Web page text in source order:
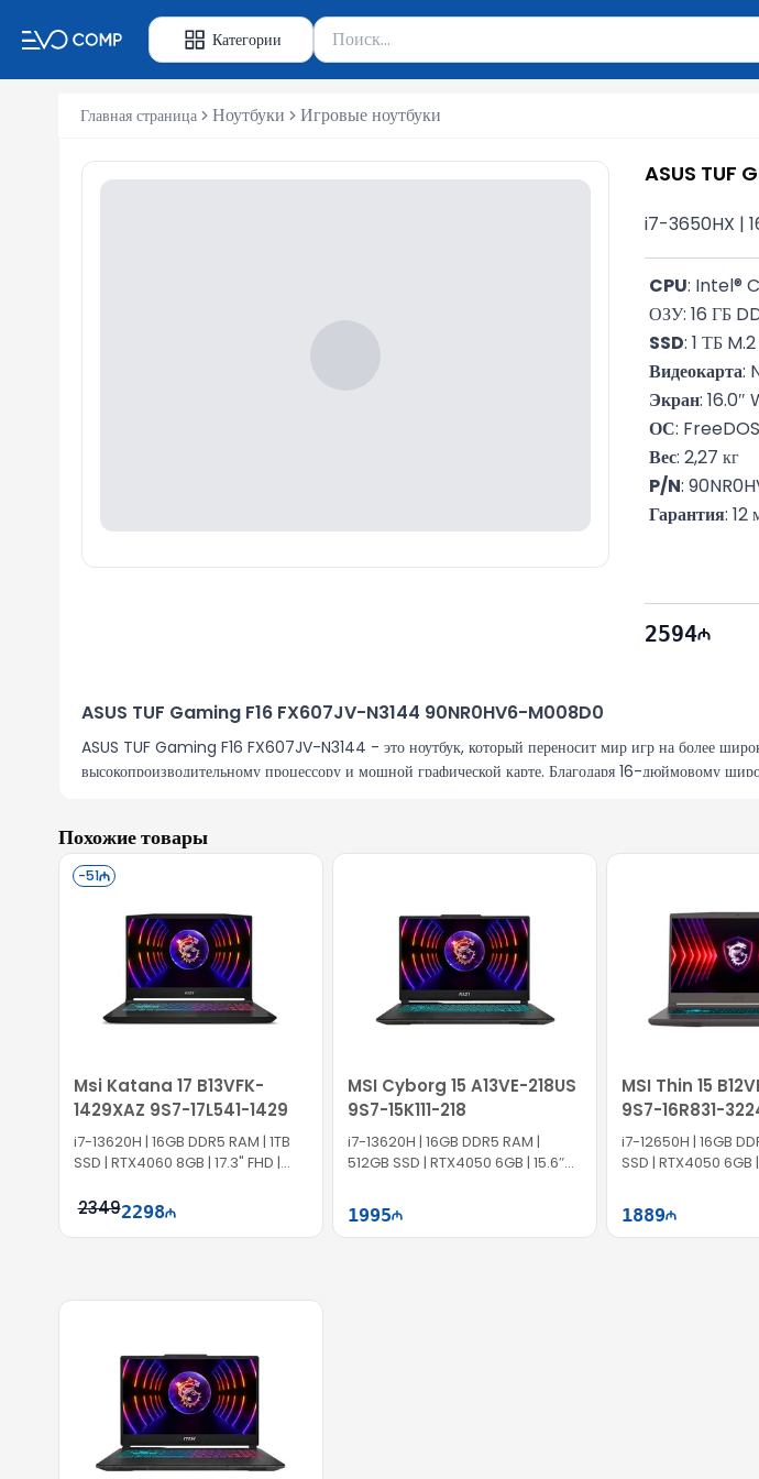
Категории
Поиск товаров
Введите минимум 2 символа для поиска. Нажмите Enter
Главная страница Ноутбуки Игровые ноутбуки
ASUS TUF
i7-3650HX |
CPU: Intel®
ОЗУ: 16 ГБ
SSD: 1 ТБ
Видеокарта:
Экран: 16.0″
ОС: FreeDOS
Вес: 2,27 кг
P/N:
Гарантия: 12
2594
ASUS TUF Gaming F16 FX607JV-N3144 90NR0HV6-M008D0
ASUS TUF Gaming F16 FX607JV-N3144 - это ноутбук, который переносит мир игр на более
высокопроизводительному процессору и мощной графической карте. Благодаря 16-дюймовому
Мощная производительность
Одним из главных преимуществ модели FX607JV-N3144 является мощная производительность,
Эта конфигурация позволяет играть в самые последние игры в высоком качестве и легко справляться
Высокая прочность
Серия ASUS TUF всегда отличалась прочностью и надежностью. Модель FX607JV-N3144
использования.
Гарантия и доставка
Похожие товары
-51
Msi Katana 17 B13VFK-
1429XAZ 9S7-17L541-1429
i7-13620H | 16GB DDR5 RAM | 1TB
SSD | RTX4060 8GB | 17.3" FHD |
23492298
MSI Cyborg 15 A13VE-218US
9S7-15K111-218
i7-13620H | 16GB DDR5 RAM |
512GB SSD | RTX4050 6GB | 15.6″
1995
MSI Thin 15
9S7-16R831-
i7-12650H | 16GB
SSD | RTX4050 6GB
1889